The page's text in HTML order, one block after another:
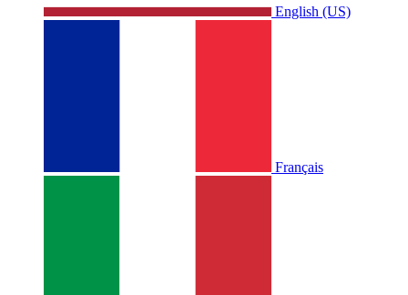
English (US)
Français